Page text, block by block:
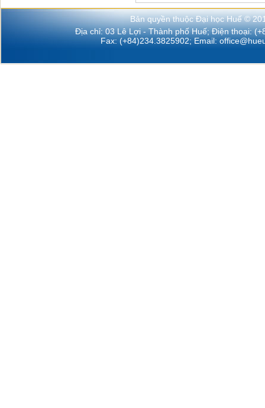
Bản quyền thuộc Đại học Huế ©
Địa chỉ: 03 Lê Lợi - Thành phố Huế; Điện thoại:
Fax: (+84)234.3825902; Email: